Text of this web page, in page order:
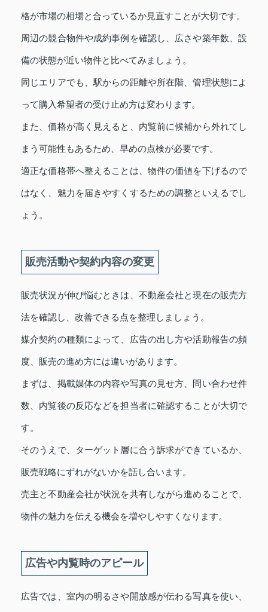
格が市場の相場と合っているか見直すことが大切です。
周辺の競合物件や成約事例を確認し、広さや築年数、設
備の状態が近い物件と比べてみましょう。
同じエリアでも、駅からの距離や所在階、管理状態によ
って購入希望者の受け止め方は変わります。
また、価格が高く見えると、内覧前に候補から外れてし
まう可能性もあるため、早めの点検が必要です。
適正な価格帯へ整えることは、物件の価値を下げるので
はなく、魅力を届きやすくするための調整といえるでし
ょう。
販売活動や契約内容の変更
販売状況が伸び悩むときは、不動産会社と現在の販売方
法を確認し、改善できる点を整理しましょう。
媒介契約の種類によって、広告の出し方や活動報告の頻
度、販売の進め方には違いがあります。
まずは、掲載媒体の内容や写真の見せ方、問い合わせ件
数、内覧後の反応などを担当者に確認することが大切で
す。
そのうえで、ターゲット層に合う訴求ができているか、
販売戦略にずれがないかを話し合います。
売主と不動産会社が状況を共有しながら進めることで、
物件の魅力を伝える機会を増やしやすくなります。
広告や内覧時のアピール
広告では、室内の明るさや開放感が伝わる写真を使い、